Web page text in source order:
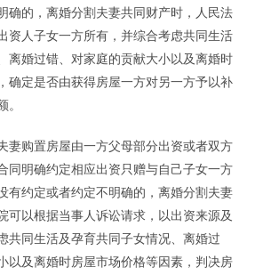
确的，离婚分割夫妻共同财产时，人民法
资人子女一方所有，并综合考虑共同生活
离婚过错、对家庭的贡献大小以及离婚时
确定是否由获得房屋一方对另一方予以补
妻购置房屋由一方父母部分出资或者双方
同明确约定相应出资只赠与自己子女一方
有约定或者约定不明确的，离婚分割夫妻
可以根据当事人诉讼请求，以出资来源及
共同生活及孕育共同子女情况、离婚过
以及离婚时房屋市场价格等因素，判决房